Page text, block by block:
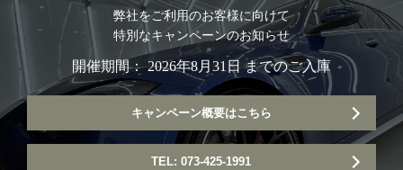
弊社をご利用のお客様に向けて
特別なキャンペーンのお知らせ
開催期間： 2026年8月31日 までのご入庫
キャンペーン概要はこちら
TEL: 073-425-1991